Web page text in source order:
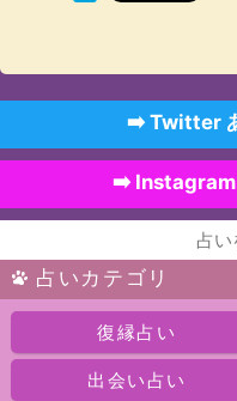
➡️ Twitter
➡️ Instagram
占いカテゴリ
復縁占い
出会い占い